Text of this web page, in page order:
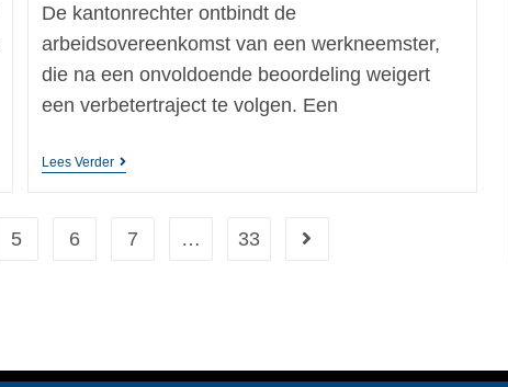
De kantonrechter ontbindt de
arbeidsovereenkomst van een werkneemster,
die na een onvoldoende beoordeling weigert
een verbetertraject te volgen. Een
Lees Verder
5 6 7 … 33